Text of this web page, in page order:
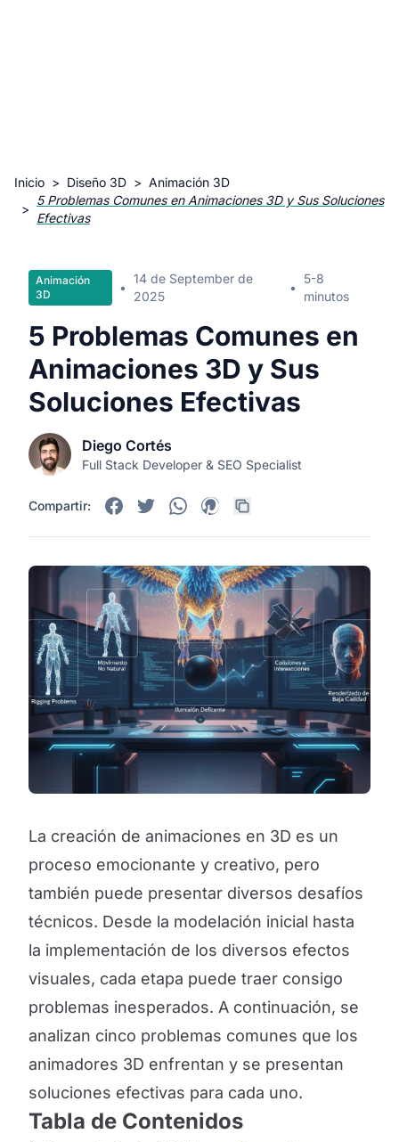
Inicio > Diseño 3D > Animación 3D
>
5 Problemas Comunes en Animaciones 3D y Sus Soluciones
Efectivas
Animación
3D
•
14 de September de
2025
•
5-8
minutos
5 Problemas Comunes en
Animaciones 3D y Sus
Soluciones Efectivas
Diego Cortés
Full Stack Developer & SEO Specialist
Compartir:
La creación de animaciones en 3D es un
proceso emocionante y creativo, pero
también puede presentar diversos desafíos
técnicos. Desde la modelación inicial hasta
la implementación de los diversos efectos
visuales, cada etapa puede traer consigo
problemas inesperados. A continuación, se
analizan cinco problemas comunes que los
animadores 3D enfrentan y se presentan
soluciones efectivas para cada uno.
Tabla de Contenidos